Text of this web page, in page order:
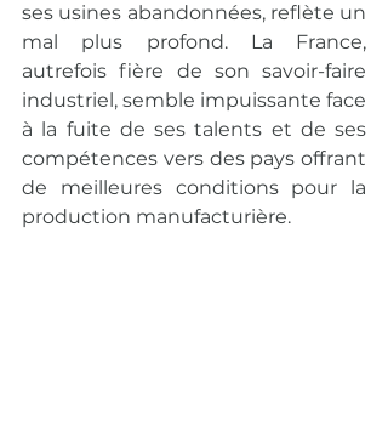
ses usines abandonnées, reflète un
mal plus profond. La France,
autrefois fière de son savoir-faire
industriel, semble impuissante face
à la fuite de ses talents et de ses
compétences vers des pays offrant
de meilleures conditions pour la
production manufacturière.